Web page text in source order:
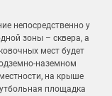
непосредственно у
зоны – сквера, а
мест будет
наземном
на крыше
площадка